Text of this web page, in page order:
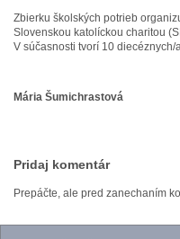
Zbierku školských potrieb
Slovenskou katolíckou charitou
V súčasnosti tvorí 10
Mária Šumichrastová
Pridaj komentár
Prepáčte, ale pred zanechaním